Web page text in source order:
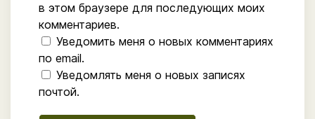
в этом браузере для последующих моих
комментариев.
Уведомить меня о новых комментариях
по email.
Уведомлять меня о новых записях
почтой.